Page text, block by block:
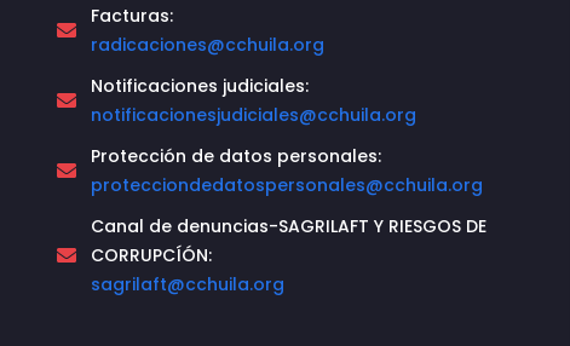
Facturas:
radicaciones@cchuila.org
Notificaciones judiciales:
notificacionesjudiciales@cchuila.org
Protección de datos personales:
protecciondedatospersonales@cchuila.org
Canal de denuncias-SAGRILAFT Y RIESGOS DE
CORRUPCÍÓN:
sagrilaft@cchuila.org